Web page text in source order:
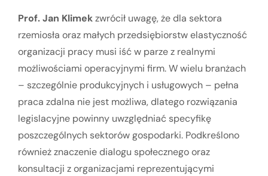
Prof. Jan Klimekzwrócił uwagę, że dla sektora
rzemiosła oraz małych przedsiębiorstw elastyczność
organizacji pracy musi iść w parze z realnymi
możliwościami operacyjnymi firm. W wielu branżach
– szczególnie produkcyjnych i usługowych – pełna
praca zdalna nie jest możliwa, dlatego rozwiązania
legislacyjne powinny uwzględniać specyfikę
poszczególnych sektorów gospodarki. Podkreślono
również znaczenie dialogu społecznego oraz
konsultacji z organizacjami reprezentującymi